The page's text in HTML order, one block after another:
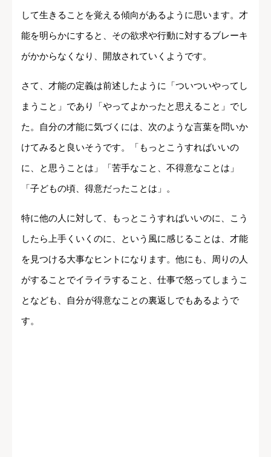
して生きることを覚える傾向があるように思います。才
能を明らかにすると、その欲求や行動に対するブレーキ
がかからなくなり、開放されていくようです。
さて、才能の定義は前述したように「ついついやってし
まうこと」であり「やってよかったと思えること」でし
た。自分の才能に気づくには、次のような言葉を問いか
けてみると良いそうです。「もっとこうすればいいの
に、と思うことは」「苦手なこと、不得意なことは」
「子どもの頃、得意だったことは」。
特に他の人に対して、もっとこうすればいいのに、こう
したら上手くいくのに、という風に感じることは、才能
を見つける大事なヒントになります。他にも、周りの人
がすることでイライラすること、仕事で怒ってしまうこ
となども、自分が得意なことの裏返しでもあるようで
す。